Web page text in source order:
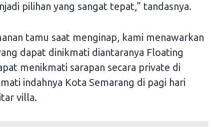
pilihan yang sangat tepat,” tandasnya.
tamu saat menginap, kami menawarkan
dapat dinikmati diantaranya Floating
menikmati sarapan secara private di
indahnya Kota Semarang di pagi hari
villa.